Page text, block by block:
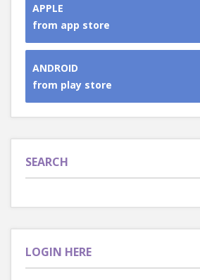
APPLE
from app store
ANDROID
from play store
SEARCH
LOGIN HERE